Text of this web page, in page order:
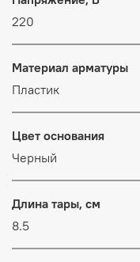
220
Материал арматуры
Пластик
Цвет основания
Черный
Длина тары, см
8.5